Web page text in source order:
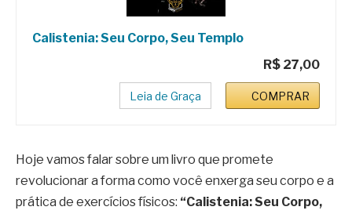
Calistenia: Seu Corpo, Seu Templo
R$ 27,00
Leia de Graça COMPRAR
Hoje vamos falar sobre um livro que promete
revolucionar a forma como você enxerga seu corpo e a
prática de exercícios físicos: “Calistenia: Seu Corpo,